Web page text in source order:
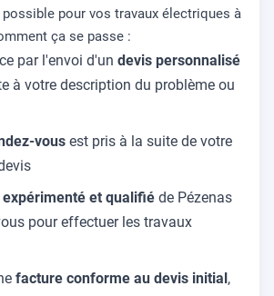
pour vos travaux électriques à
ça se passe :
par l'envoi d'un devis personnalisé
à votre description du problème ou
vous est pris à la suite de votre
et qualifié de Pézenas
pour effectuer les travaux
facture conforme au devis initial,